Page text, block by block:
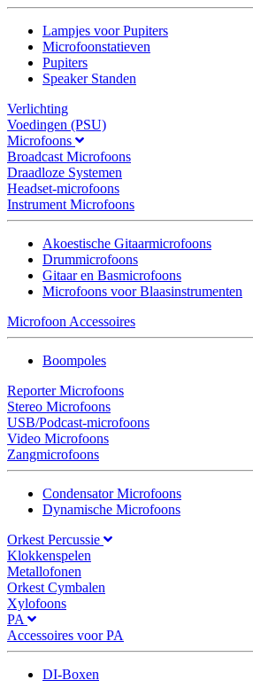
Lampjes voor Pupiters
Microfoonstatieven
Pupiters
Speaker Standen
Verlichting
Voedingen (PSU)
Microfoons
Broadcast Microfoons
Draadloze Systemen
Headset-microfoons
Instrument Microfoons
Akoestische Gitaarmicrofoons
Drummicrofoons
Gitaar en Basmicrofoons
Microfoons voor Blaasinstrumenten
Microfoon Accessoires
Boompoles
Reporter Microfoons
Stereo Microfoons
USB/Podcast-microfoons
Video Microfoons
Zangmicrofoons
Condensator Microfoons
Dynamische Microfoons
Orkest Percussie
Klokkenspelen
Metallofonen
Orkest Cymbalen
Xylofoons
PA
Accessoires voor PA
DI-Boxen